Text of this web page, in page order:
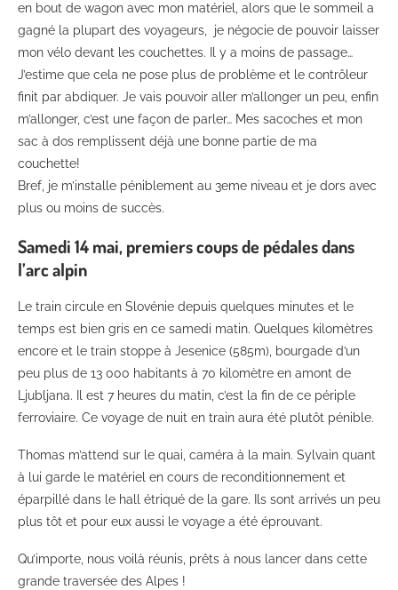
en bout de wagon avec mon matériel, alors que le sommeil a
gagné la plupart des voyageurs, je négocie de pouvoir laisser
mon vélo devant les couchettes. Il y a moins de passage…
J’estime que cela ne pose plus de problème et le contrôleur
finit par abdiquer. Je vais pouvoir aller m’allonger un peu, enfin
m’allonger, c’est une façon de parler… Mes sacoches et mon
sac à dos remplissent déjà une bonne partie de ma
couchette!
Bref, je m’installe péniblement au 3eme niveau et je dors avec
plus ou moins de succès.
Samedi 14 mai, premiers coups de pédales dans
l’arc alpin
Le train circule en Slovénie depuis quelques minutes et le
temps est bien gris en ce samedi matin. Quelques kilomètres
encore et le train stoppe à Jesenice (585m), bourgade d’un
peu plus de 13 000 habitants à 70 kilomètre en amont de
Ljubljana. Il est 7 heures du matin, c’est la fin de ce périple
ferroviaire. Ce voyage de nuit en train aura été plutôt pénible.
Thomas m’attend sur le quai, caméra à la main. Sylvain quant
à lui garde le matériel en cours de reconditionnement et
éparpillé dans le hall étriqué de la gare. Ils sont arrivés un peu
plus tôt et pour eux aussi le voyage a été éprouvant.
Qu’importe, nous voilà réunis, prêts à nous lancer dans cette
grande traversée des Alpes !